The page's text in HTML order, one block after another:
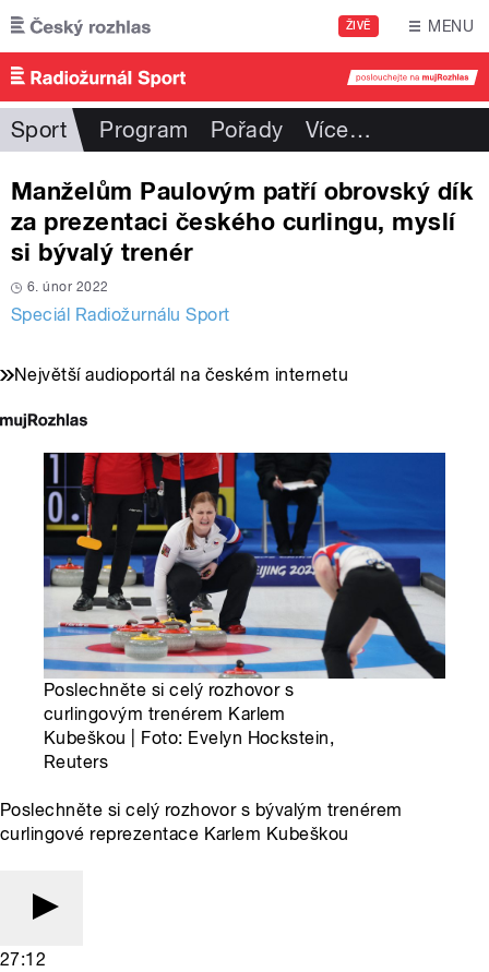
Přejít k hlavnímu obsahu
ŽIVĚ MENU
Sport Program Pořady Více…
Manželům Paulovým patří obrovský dík
za prezentaci českého curlingu, myslí
si bývalý trenér
6. únor 2022
Speciál Radiožurnálu Sport
Největší audioportál na českém internetu
Poslechněte si celý rozhovor s
curlingovým trenérem Karlem
Kubeškou | Foto: Evelyn Hockstein,
Reuters
Poslechněte si celý rozhovor s bývalým trenérem
curlingové reprezentace Karlem Kubeškou
27:12